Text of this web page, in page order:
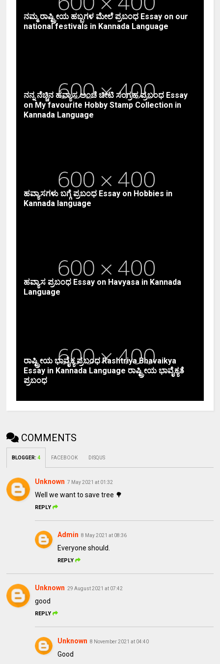
ನಮ್ಮ ರಾಷ್ಟ್ರೀಯ ಹಬ್ಬಗಳ ಮೇಲೆ ಪ್ರಬಂಧ Essay on our
national festivals in Kannada Language
ನನ್ನ ನೆಚ್ಚಿನ ಹವ್ಯಾಸ ಅಂಚೆ ಚೀಟಿ ಸಂಗ್ರಹ ಪ್ರಬಂಧ Essay
on My favourite Hobby Stamp Collection in
Kannada Language
ಹವ್ಯಾಸಗಳು ಬಗ್ಗೆ ಪ್ರಬಂಧ Essay on Hobbies in
Kannada language
ಹವ್ಯಾಸ ಪ್ರಬಂಧ Essay on Havyasa in Kannada
Language
ರಾಷ್ಟ್ರೀಯ ಭಾವೈಕ್ಯ ಪ್ರಬಂಧ Rashtriya Bhavaikya
Essay in Kannada Language ರಾಷ್ಟ್ರೀಯ ಭಾವೈಕ್ಯತೆ
ಪ್ರಬಂಧ
COMMENTS
BLOGGER:4 FACEBOOK DISQUS
Unknown 7 May 2021 at 01:32
Well we want to save tree 🌳
REPLY
Admin 8 May 2021 at 08:36
Everyone should.
REPLY
Unknown 29 August 2021 at 07:42
good
REPLY
Unknown 8 November 2021 at 04:40
Good